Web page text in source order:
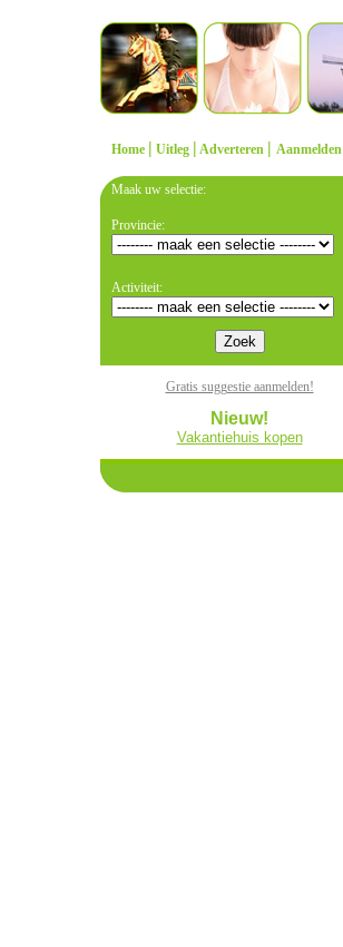
Home | Uitleg | Adverteren | Aanmelden
Maak uw selectie:
Provincie:
Activiteit:
Gratis suggestie aanmelden!
Nieuw!
Vakantiehuis kopen